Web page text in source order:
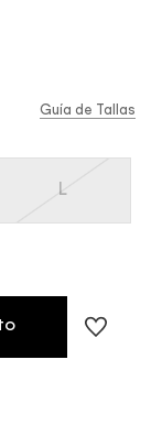
L
Guía de Tallas